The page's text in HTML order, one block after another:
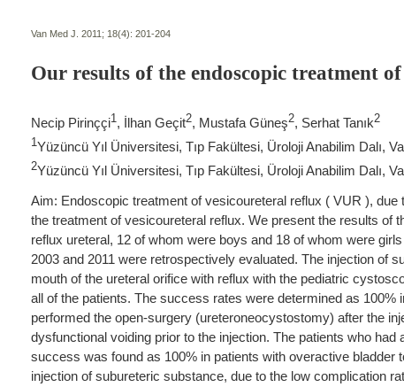
Van Med J. 2011; 18(4): 201-204
Our results of the endoscopic treatment
Necip Pirinççi1, İlhan Geçit2, Mustafa Güneş2, Serhat Tanık2
1Yüzüncü Yıl Üniversitesi, Tıp Fakültesi, Üroloji Anabilim Dalı,
2Yüzüncü Yıl Üniversitesi, Tıp Fakültesi, Üroloji Anabilim Dalı,
Aim: Endoscopic treatment of vesicoureteral reflux ( VUR ),
the treatment of vesicoureteral reflux. We present the results of
reflux ureteral, 12 of whom were boys and 18 of whom were
2003 and 2011 were retrospectively evaluated. The injection of
mouth of the ureteral orifice with reflux with the pediatric
all of the patients. The success rates were determined as
performed the open-surgery (ureteroneocystostomy) after the
dysfunctional voiding prior to the injection. The patients who
success was found as 100% in patients with overactive
injection of subureteric substance, due to the low complication